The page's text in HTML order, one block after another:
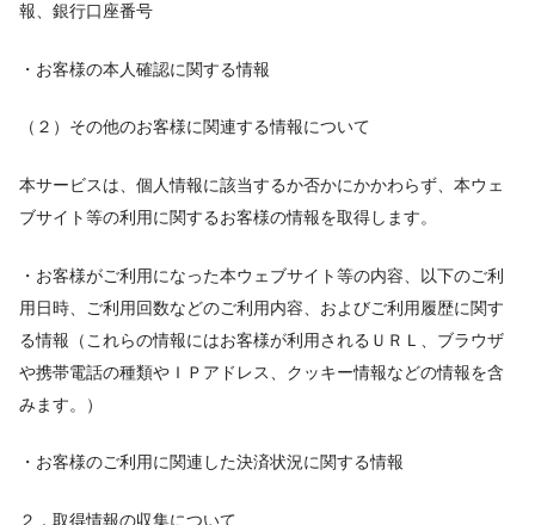
報、銀行口座番号
・お客様の本人確認に関する情報
（２）その他のお客様に関連する情報について
本サービスは、個人情報に該当するか否かにかかわらず、本ウェ
ブサイト等の利用に関するお客様の情報を取得します。
・お客様がご利用になった本ウェブサイト等の内容、以下のご利
用日時、ご利用回数などのご利用内容、およびご利用履歴に関す
る情報（これらの情報にはお客様が利用されるＵＲＬ、ブラウザ
や携帯電話の種類やＩＰアドレス、クッキー情報などの情報を含
みます。）
・お客様のご利用に関連した決済状況に関する情報
２．取得情報の収集について